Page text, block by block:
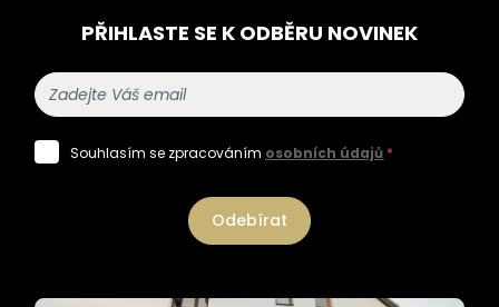
PŘIHLASTE SE K ODBĚRU NOVINEK
Souhlasím se zpracováním osobních údajů *
Odebírat